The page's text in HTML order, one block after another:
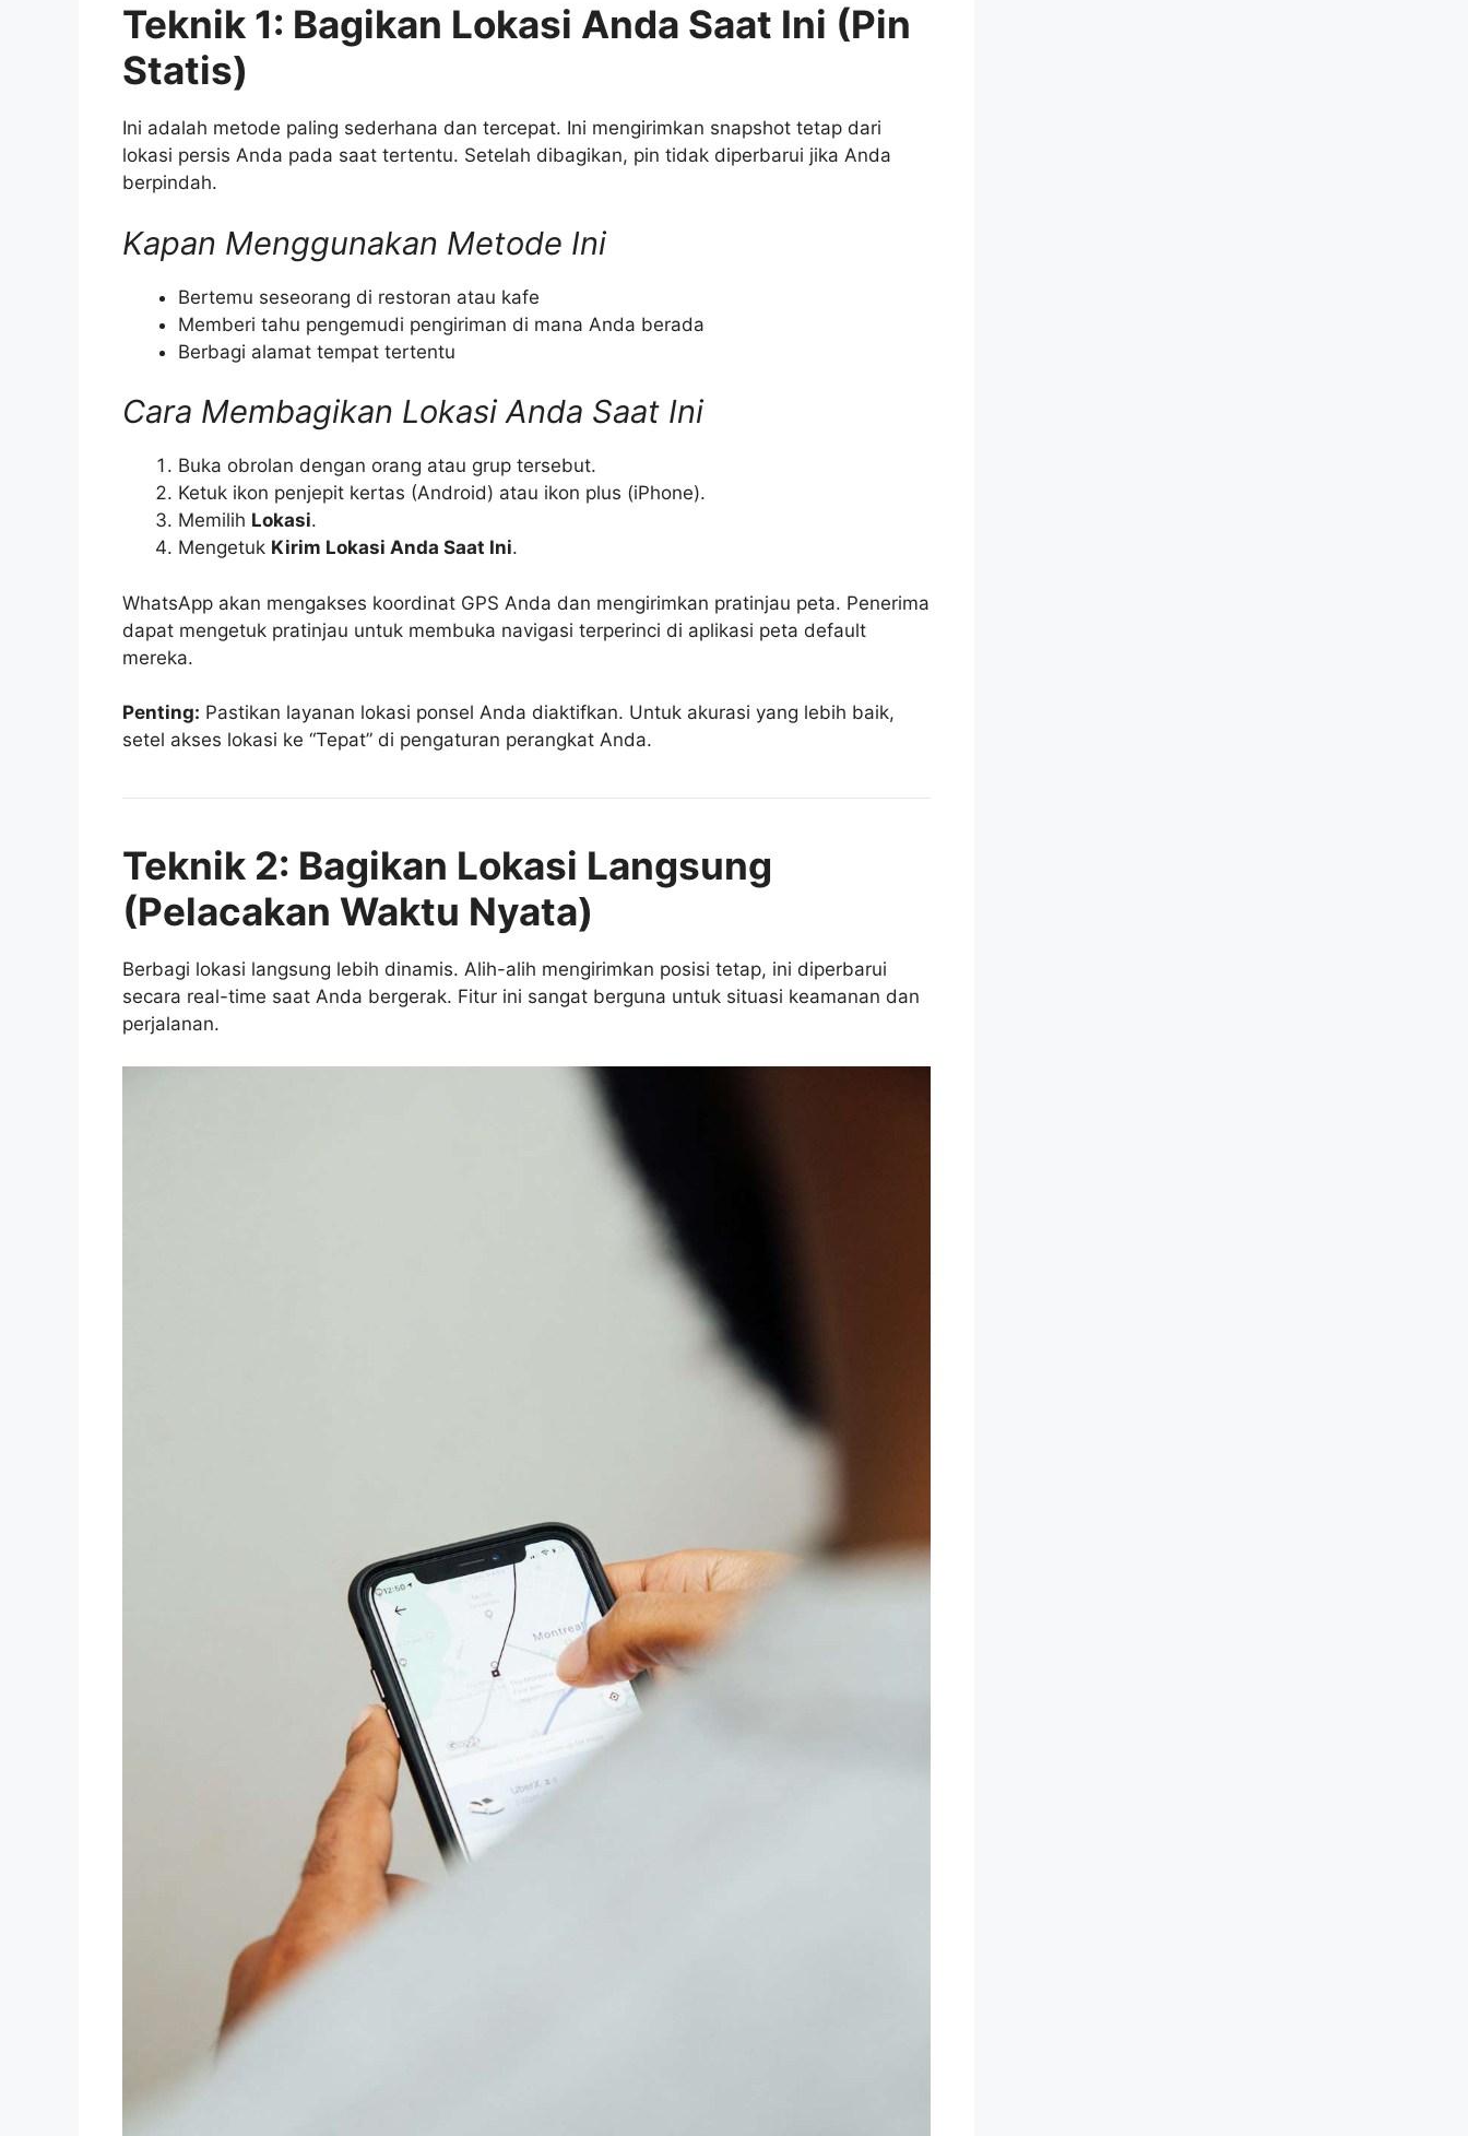
Teknik 1: Bagikan Lokasi Anda Saat Ini (Pin
Statis)
Ini adalah metode paling sederhana dan tercepat. Ini mengirimkan snapshot tetap dari
lokasi persis Anda pada saat tertentu. Setelah dibagikan, pin tidak diperbarui jika Anda
berpindah.
Kapan Menggunakan Metode Ini
Bertemu seseorang di restoran atau kafe
Memberi tahu pengemudi pengiriman di mana Anda berada
Berbagi alamat tempat tertentu
Cara Membagikan Lokasi Anda Saat Ini
Buka obrolan dengan orang atau grup tersebut.
Ketuk ikon penjepit kertas (Android) atau ikon plus (iPhone).
Memilih Lokasi.
Mengetuk Kirim Lokasi Anda Saat Ini.
WhatsApp akan mengakses koordinat GPS Anda dan mengirimkan pratinjau peta. Penerima
dapat mengetuk pratinjau untuk membuka navigasi terperinci di aplikasi peta default
mereka.
Penting: Pastikan layanan lokasi ponsel Anda diaktifkan. Untuk akurasi yang lebih baik,
setel akses lokasi ke “Tepat” di pengaturan perangkat Anda.
Teknik 2: Bagikan Lokasi Langsung
(Pelacakan Waktu Nyata)
Berbagi lokasi langsung lebih dinamis. Alih-alih mengirimkan posisi tetap, ini diperbarui
secara real-time saat Anda bergerak. Fitur ini sangat berguna untuk situasi keamanan dan
perjalanan.